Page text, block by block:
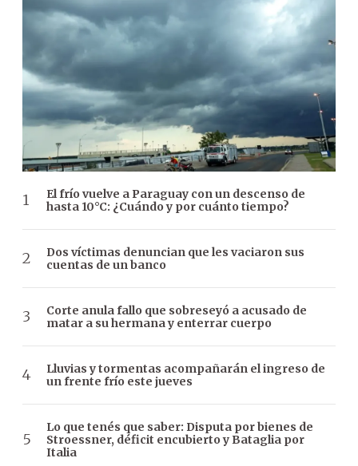
El frío vuelve a Paraguay con un descenso de
hasta 10°C: ¿Cuándo y por cuánto tiempo?
Dos víctimas denuncian que les vaciaron sus
cuentas de un banco
Corte anula fallo que sobreseyó a acusado de
matar a su hermana y enterrar cuerpo
Lluvias y tormentas acompañarán el ingreso de
un frente frío este jueves
Lo que tenés que saber: Disputa por bienes de
Stroessner, déficit encubierto y Bataglia por
Italia